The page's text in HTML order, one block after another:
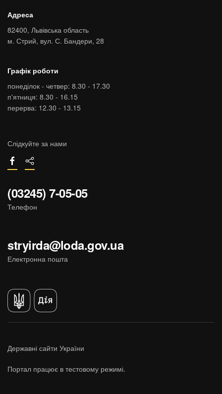
Адреса
82400, Львівська область
м. Стрий, вул. С. Бандери, 28
Графік роботи
понеділок - четвер: 8.30 - 17.30
п'ятниця: 8.30 - 16.15
перерва: 12.30 - 13.15
Слідкуйте за нами
(03245) 7-05-05
Телефон
stryirda@loda.gov.ua
Електронна пошта
Державні сайти України
Портал працює в тестовому режимі.